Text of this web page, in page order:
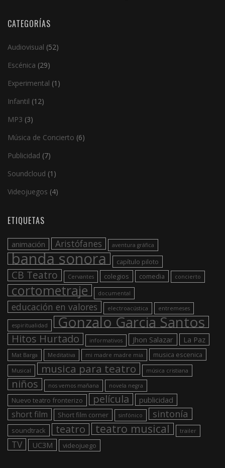
CATEGORÍAS
Audiovisual (52)
Escénica (29)
Experimental (1)
Infantil (12)
MP3 (3)
Música de Concierto (6)
Publicidad (7)
Soundcloud (1)
Videojuegos (4)
ETIQUETAS
animación Aristófanes aventura gráfica
banda sonora capítulo piloto
CB Teatro Cervantes colegios comedia concierto
cortometraje documental
educación en valores electroacústica entremeses
espiritualidad Gonzalo Garcia Santos
Hitos Hurtado informativos Jhon Salazar La Paz
Mat Barga Meditativa mi madre madre mia musica escenica
Musical musica para teatro música cristiana
niños nos vemos mañana novela negra
Nuevo teatro fronterizo película publicidad
short film Short film corner sinfónico sintonía
soundtrack teatro teatro musical trailer
TV UC3M videojuego